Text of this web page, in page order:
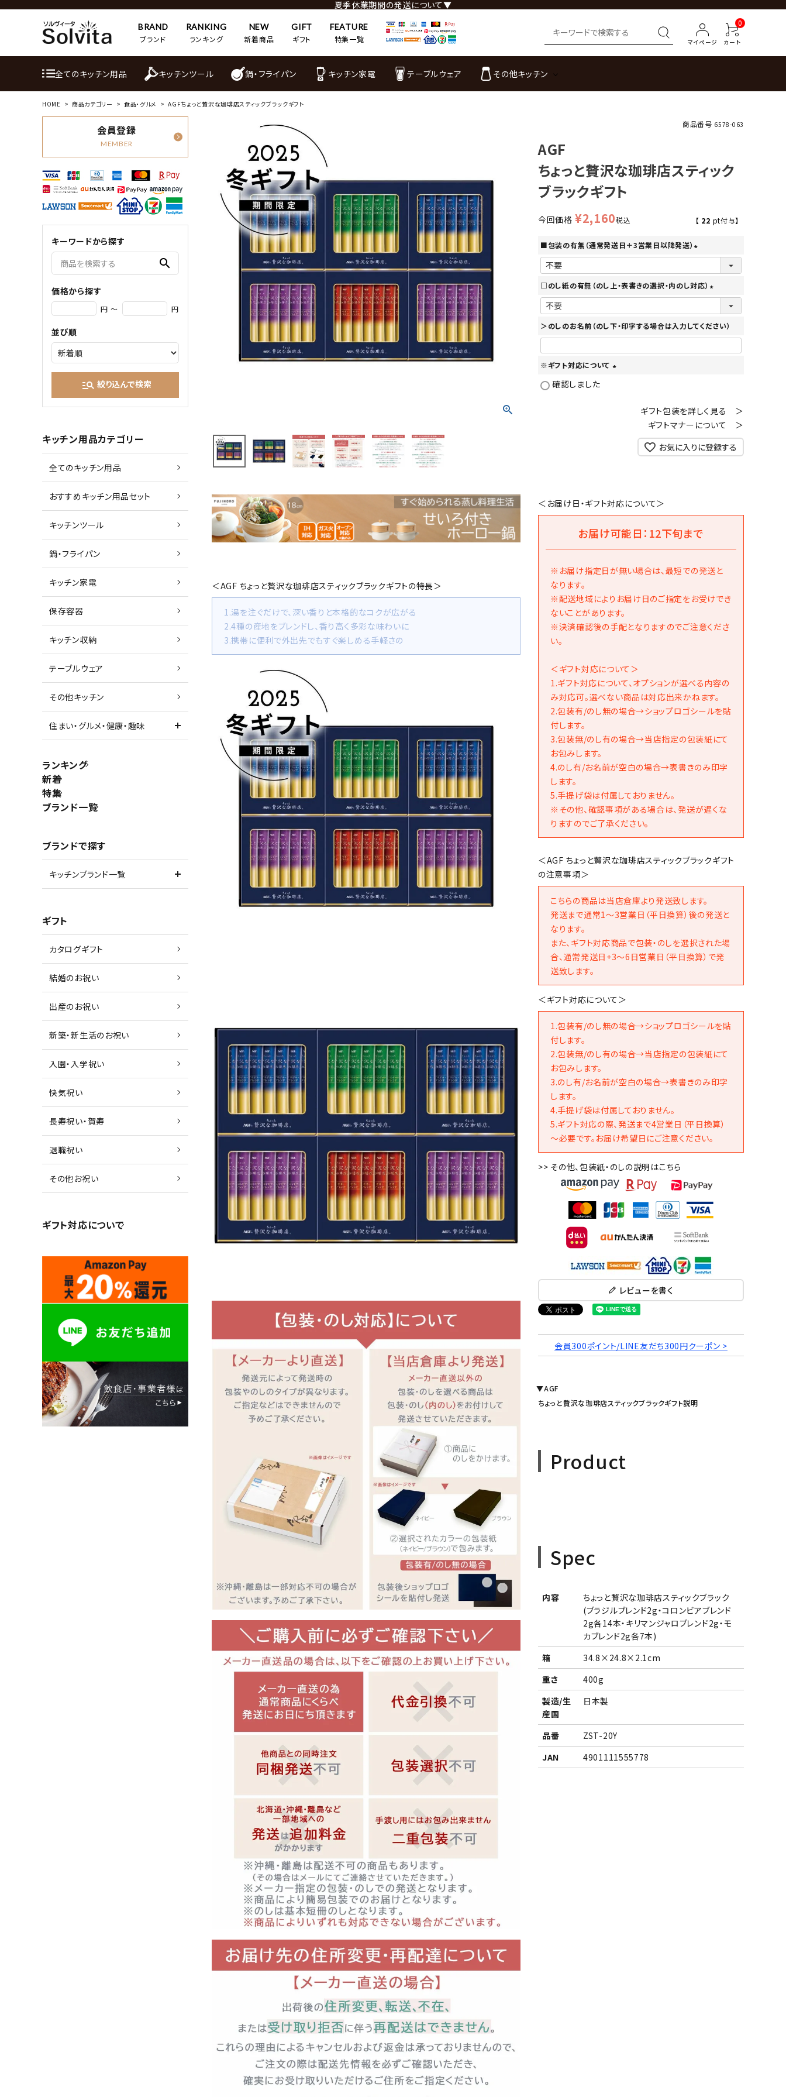
夏季休業期間の発送について▼
BRAND
ブランド
RANKING
ランキング
NEW
新着商品
GIFT
ギフト
FEATURE
特集一覧
マイページ
0
カート
全てのキッチン用品 キッチンツール 鍋・フライパン キッチン家電 テーブルウェア その他キッチン
HOME 商品カテゴリー 食品・グルメ AGFちょっと贅沢な珈琲店スティックブラックギフト
会員登録
MEMBER
キーワードから探す
search
価格から探す
円 ～ 円
並び順
manage_search 絞り込んで検索
キッチン用品カテゴリー
全てのキッチン用品
おすすめキッチン用品セット
キッチンツール
鍋・フライパン
キッチン家電
保存容器
キッチン収納
テーブルウェア
その他キッチン
住まい・グルメ・健康・趣味
ランキング
新着
特集
ブランド一覧
ブランドで探す
キッチンブランド一覧
ギフト
カタログギフト
結婚のお祝い
出産のお祝い
新築・新生活のお祝い
入園・入学祝い
快気祝い
長寿祝い・賀寿
退職祝い
その他お祝い
ギフト対応について
＜AGF ちょっと贅沢な珈琲店スティックブラックギフトの特長＞
1.湯を注ぐだけで、深い香りと本格的なコクが広がる
2.4種の産地をブレンドし、香り高く多彩な味わいに
3.携帯に便利で外出先でもすぐ楽しめる手軽さの
商品番号 6578-063
AGF
ちょっと贅沢な珈琲店スティック
ブラックギフト
今回価格 ¥2,160税込 【 22 pt付与】
■包装の有無（通常発送日＋3営業日以降発送）
必
須
□のし紙の有無（のし上・表書きの選択・内のし対応）
必
須
＞のしのお名前（のし下・印字する場合は入力してください）
※ギフト対応について
確認しました
ギフト包装を詳しく見る ＞
ギフトマナーについて ＞
お気に入りに登録する
＜お届け日・ギフト対応について＞
お届け可能日：12下旬まで
※お届け指定日が無い場合は、最短での発送と
なります。
※配送地域によりお届け日のご指定をお受けでき
ないことがあります。
※決済確認後の手配となりますのでご注意くださ
い。
＜ギフト対応について＞
1.ギフト対応について、オプションが選べる内容の
み対応可。選べない商品は対応出来かねます。
2.包装有/のし無の場合→ショップロゴシールを貼
付します。
3.包装無/のし有の場合→当店指定の包装紙にて
お包みします。
4.のし有/お名前が空白の場合→表書きのみ印字
します。
5.手提げ袋は付属しておりません。
※その他、確認事項がある場合は、発送が遅くな
りますのでご了承ください。
＜AGF ちょっと贅沢な珈琲店スティックブラックギフト
の注意事項＞
こちらの商品は当店倉庫より発送致します。
発送まで通常1～3営業日（平日換算）後の発送と
なります。
また、ギフト対応商品で包装・のしを選択された場
合、通常発送日+3～6日営業日（平日換算）で発
送致します。
＜ギフト対応について＞
1.包装有/のし無の場合→ショップロゴシールを貼
付します。
2.包装無/のし有の場合→当店指定の包装紙にて
お包みします。
3.のし有/お名前が空白の場合→表書きのみ印字
します。
4.手提げ袋は付属しておりません。
5.ギフト対応の際、発送まで4営業日（平日換算）
～必要です。お届け希望日にご注意ください。
>> その他、包装紙・のしの説明はこちら
レビューを書く
会員300ポイント/LINE友だち300円クーポン >
▼AGF
ちょっと贅沢な珈琲店スティックブラックギフト説明
Product
Spec
内容
ちょっと贅沢な珈琲店スティックブラック
(ブラジルブレンド2g・コロンビアブレンド
2g各14本・キリマンジャロブレンド2g・モ
カブレンド2g各7本)
箱
34.8×24.8×2.1cm
重さ
400g
製造/生
産国
日本製
品番
ZST-20Y
JAN
4901111555778